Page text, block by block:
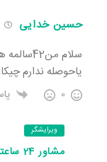
حسین خدایی
سلام
یاحوصله ندارم
0
ویرایشگر
مشاور 24 ساعته